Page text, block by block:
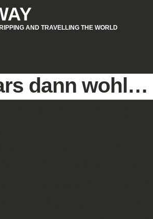
AND TRAVELLING THE WORLD
dann wohl…